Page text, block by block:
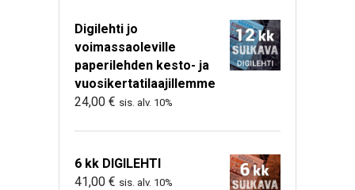
Digilehti jo
voimassaoleville
paperilehden kesto- ja
vuosikertatilaajillemme
24,00 € sis. alv. 10%
6 kk DIGILEHTI
41,00 € sis. alv. 10%